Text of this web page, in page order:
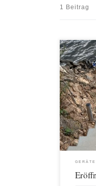
1 Beitrag
Es gibt
es endlich
nicht nur
sind die